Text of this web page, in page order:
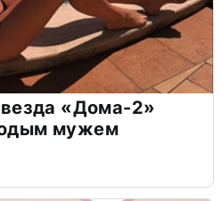
«Дома-2»
мужем